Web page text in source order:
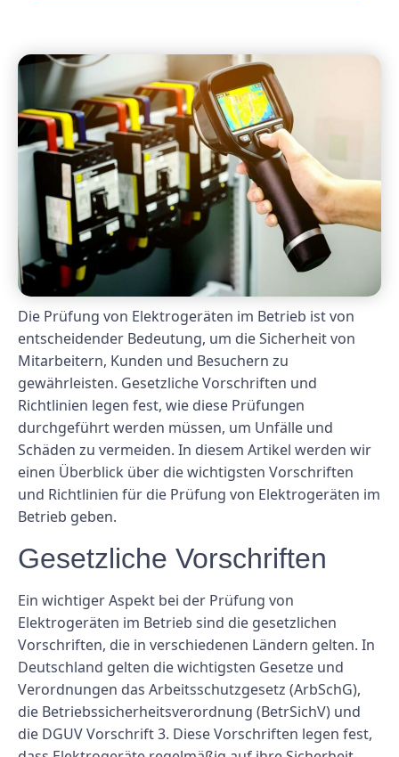
Die Prüfung von Elektrogeräten im Betrieb ist von
entscheidender Bedeutung, um die Sicherheit von
Mitarbeitern, Kunden und Besuchern zu
gewährleisten. Gesetzliche Vorschriften und
Richtlinien legen fest, wie diese Prüfungen
durchgeführt werden müssen, um Unfälle und
Schäden zu vermeiden. In diesem Artikel werden wir
einen Überblick über die wichtigsten Vorschriften
und Richtlinien für die Prüfung von Elektrogeräten im
Betrieb geben.
Gesetzliche Vorschriften
Ein wichtiger Aspekt bei der Prüfung von
Elektrogeräten im Betrieb sind die gesetzlichen
Vorschriften, die in verschiedenen Ländern gelten. In
Deutschland gelten die wichtigsten Gesetze und
Verordnungen das Arbeitsschutzgesetz (ArbSchG),
die Betriebssicherheitsverordnung (BetrSichV) und
die DGUV Vorschrift 3. Diese Vorschriften legen fest,